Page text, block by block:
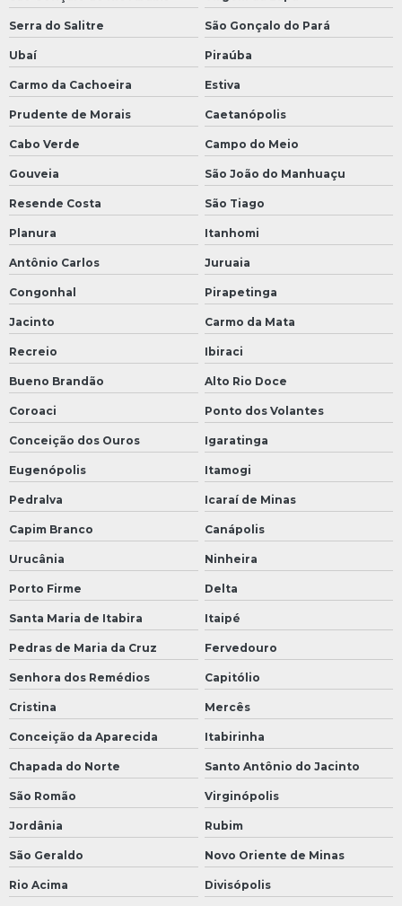
Serra do Salitre São Gonçalo do Pará
Ubaí Piraúba
Carmo da Cachoeira Estiva
Prudente de Morais Caetanópolis
Cabo Verde Campo do Meio
Gouveia São João do Manhuaçu
Resende Costa São Tiago
Planura Itanhomi
Antônio Carlos Juruaia
Congonhal Pirapetinga
Jacinto Carmo da Mata
Recreio Ibiraci
Bueno Brandão Alto Rio Doce
Coroaci Ponto dos Volantes
Conceição dos Ouros Igaratinga
Eugenópolis Itamogi
Pedralva Icaraí de Minas
Capim Branco Canápolis
Urucânia Ninheira
Porto Firme Delta
Santa Maria de Itabira Itaipé
Pedras de Maria da Cruz Fervedouro
Senhora dos Remédios Capitólio
Cristina Mercês
Conceição da Aparecida Itabirinha
Chapada do Norte Santo Antônio do Jacinto
São Romão Virginópolis
Jordânia Rubim
São Geraldo Novo Oriente de Minas
Rio Acima Divisópolis